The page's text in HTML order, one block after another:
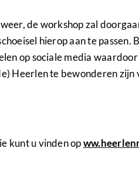
weer, de workshop zal
hierop aan te
op sociale media
Heerlen te bewonderen
kunt u vinden op